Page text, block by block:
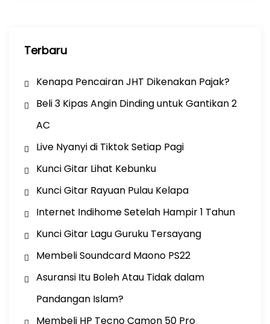
Terbaru
Kenapa Pencairan JHT Dikenakan Pajak?
Beli 3 Kipas Angin Dinding untuk Gantikan 2
AC
Live Nyanyi di Tiktok Setiap Pagi
Kunci Gitar Lihat Kebunku
Kunci Gitar Rayuan Pulau Kelapa
Internet Indihome Setelah Hampir 1 Tahun
Kunci Gitar Lagu Guruku Tersayang
Membeli Soundcard Maono PS22
Asuransi Itu Boleh Atau Tidak dalam
Pandangan Islam?
Membeli HP Tecno Camon 50 Pro